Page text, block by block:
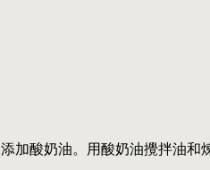
添加酸奶油。用酸奶油攪拌油和